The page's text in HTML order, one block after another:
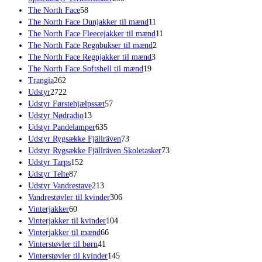
The North Face5858
varer
The North Face Dunjakker til mænd 11
varer
The North Face Fleecejakker til mænd 11
The North Face Regnbukser til mænd 2
The North Face Regnjakker til mænd33
The North Face Softshell til mænd 1919
Trangia262
varer
Udstyr2722
varer
Udstyr Førstehjælpssæt5757
Udstyr Nødradio1313
varer
Udstyr Pandelamper635635
varer
Udstyr Rygsække Fjällräven7373
varer
Udstyr Rygsække Fjällräven Skoletasker7373
Udstyr Tarps152
Udstyr Telte8787
varer
Udstyr Vandrestave213213
varer
Vandrestøvler til kvinder306306
Vinterjakker6060
varer
Vinterjakker til kvinder104104
Vinterjakker til mænd6666
Vinterstøvler til børn41
varer
Vinterstøvler til kvinder145145